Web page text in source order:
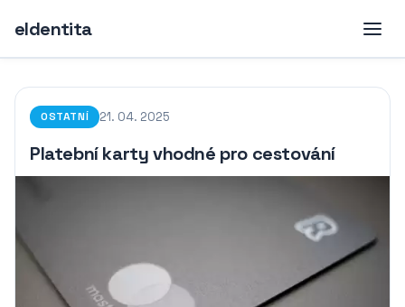
eIdentita
OSTATNÍ 21. 04. 2025
Platební karty vhodné pro cestování